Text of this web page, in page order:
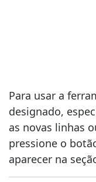
Para usar a
designado,
as novas linhas
pressione o
aparecer na